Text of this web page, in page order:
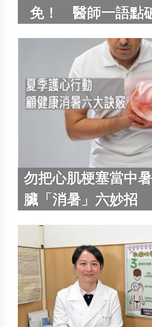
免！ 醫師一語點
勿把心肌梗塞當中
臟「消暑」六妙招